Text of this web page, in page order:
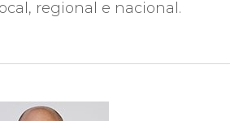
regional e nacional.